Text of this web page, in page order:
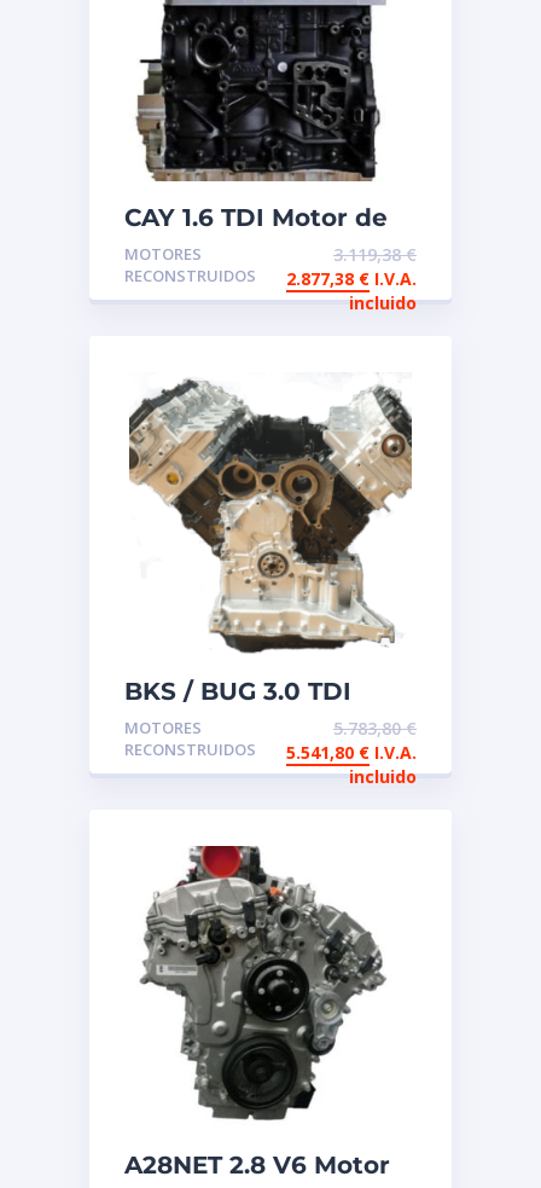
CAY 1.6 TDI Motor de
intercambio
reconstruido
MOTORES
RECONSTRUIDOS
3.119,38€
2.877,38 € I.V.A.
incluido
BKS / BUG 3.0 TDI
Motor de intercambio
reconstruido
MOTORES
RECONSTRUIDOS
5.783,80€
5.541,80 € I.V.A.
incluido
A28NET 2.8 V6 Motor